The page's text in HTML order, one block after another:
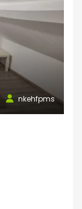
nkehfpms